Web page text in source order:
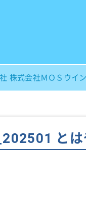
株式会社ＭＯＳウイ
と